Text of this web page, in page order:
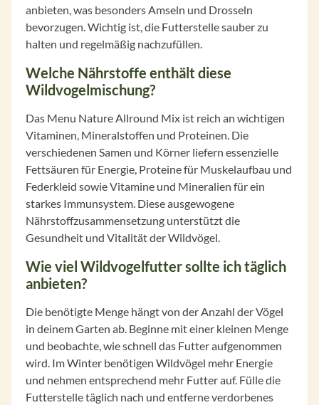
anbieten, was besonders Amseln und Drosseln
bevorzugen. Wichtig ist, die Futterstelle sauber zu
halten und regelmäßig nachzufüllen.
Welche Nährstoffe enthält diese
Wildvogelmischung?
Das Menu Nature Allround Mix ist reich an wichtigen
Vitaminen, Mineralstoffen und Proteinen. Die
verschiedenen Samen und Körner liefern essenzielle
Fettsäuren für Energie, Proteine für Muskelaufbau und
Federkleid sowie Vitamine und Mineralien für ein
starkes Immunsystem. Diese ausgewogene
Nährstoffzusammensetzung unterstützt die
Gesundheit und Vitalität der Wildvögel.
Wie viel Wildvogelfutter sollte ich täglich
anbieten?
Die benötigte Menge hängt von der Anzahl der Vögel
in deinem Garten ab. Beginne mit einer kleinen Menge
und beobachte, wie schnell das Futter aufgenommen
wird. Im Winter benötigen Wildvögel mehr Energie
und nehmen entsprechend mehr Futter auf. Fülle die
Futterstelle täglich nach und entferne verdorbenes